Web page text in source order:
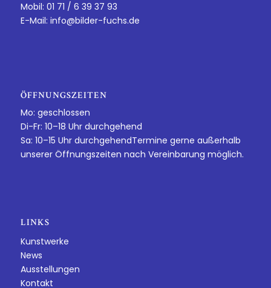
Mobil: 01 71 / 6 39 37 93
E-Mail: info@bilder-fuchs.de
ÖFFNUNGSZEITEN
Mo: geschlossen
Di-Fr: 10–18 Uhr durchgehend
Sa: 10–15 Uhr durchgehendTermine gerne außerhalb
unserer Öffnungszeiten nach Vereinbarung möglich.
LINKS
Kunstwerke
News
Ausstellungen
Kontakt